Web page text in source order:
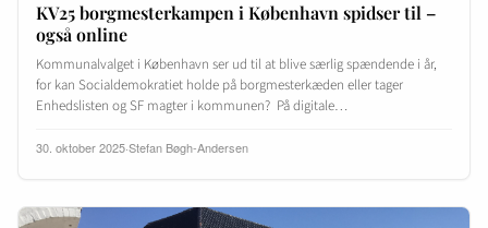
KV25 borgmesterkampen i København spidser til –
også online
Kommunalvalget i København ser ud til at blive særlig spændende i år,
for kan Socialdemokratiet holde på borgmesterkæden eller tager
Enhedslisten og SF magter i kommunen? På digitale…
30. oktober 2025·Stefan Bøgh-Andersen